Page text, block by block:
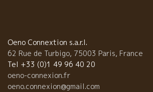
手朴っておいたら、子供と同じように我儘な
だからよく観察していなければならない。曲
ら修正してやらなければならない。自然だか
ことではないんだ。』 『樽熟の最終段階は
者、ある程度、方向性が落ち着いたところで
Oeno Connextion s.a.r.l.
62 Rue de Turbigo, 75003 Paris, France
Tel +33 (0)1 49 96 40 20
oeno-connexion.fr
oeno.connexion@gmail.com